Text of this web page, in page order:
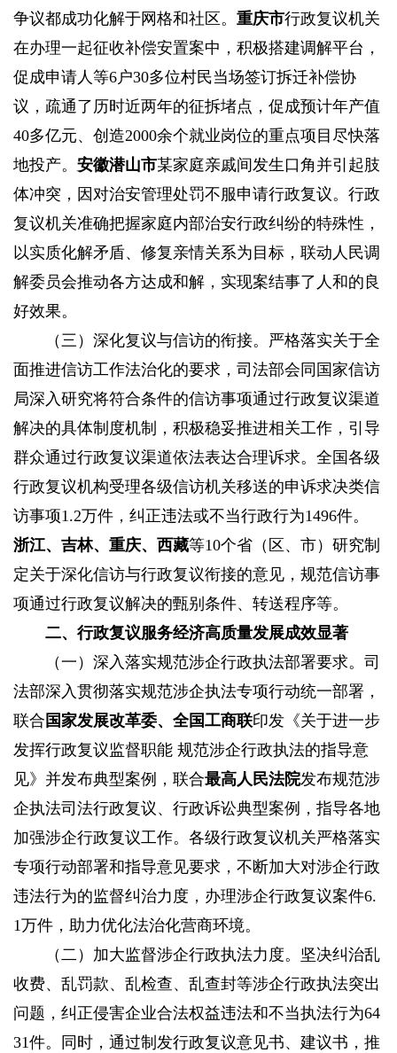
争议都成功化解于网格和社区。 重庆市行政复议机关
在办理一起征收补偿安置案中，积极搭建调解平台，
促成申请人等6户30多位村民当场签订拆迁补偿协
议，疏通了历时近两年的征拆堵点，促成预计年产值
40多亿元、创造2000余个就业岗位的重点项目尽快落
地投产。 安徽潜山市某家庭亲戚间发生口角并引起肢
体冲突，因对治安管理处罚不服申请行政复议。行政
复议机关准确把握家庭内部治安行政纠纷的特殊性，
以实质化解矛盾、修复亲情关系为目标，联动人民调
解委员会推动各方达成和解，实现案结事了人和的良
好效果。
（三）深化复议与信访的衔接。 严格落实关于全
面推进信访工作法治化的要求，司法部会同国家信访
局深入研究将符合条件的信访事项通过行政复议渠道
解决的具体制度机制，积极稳妥推进相关工作，引导
群众通过行政复议渠道依法表达合理诉求。全国各级
行政复议机构受理各级信访机关移送的申诉求决类信
访事项1.2万件，纠正违法或不当行政行为1496件。
浙江、吉林、重庆、西藏等10个省（区、市）研究制
定关于深化信访与行政复议衔接的意见，规范信访事
项通过行政复议解决的甄别条件、转送程序等。
二、行政复议服务经济高质量发展成效显著
（一）深入落实规范涉企行政执法部署要求。 司
法部深入贯彻落实规范涉企执法专项行动统一部署，
联合 国家发展改革委、全国工商联印发《关于进一步
发挥行政复议监督职能 规范涉企行政执法的指导意
见》并发布典型案例，联合最高人民法院发布规范涉
企执法司法行政复议、行政诉讼典型案例，指导各地
加强涉企行政复议工作。各级行政复议机关严格落实
专项行动部署和指导意见要求，不断加大对涉企行政
违法行为的监督纠治力度，办理涉企行政复议案件6.
1万件，助力优化法治化营商环境。
（二）加大监督涉企行政执法力度。 坚决纠治乱
收费、乱罚款、乱检查、乱查封等涉企行政执法突出
问题，纠正侵害企业合法权益违法和不当执法行为64
31件。同时，通过制发行政复议意见书、建议书，推